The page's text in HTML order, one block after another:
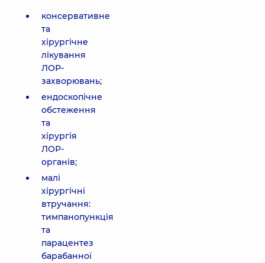
консервативне
та
хірургічне
лікування
ЛОР-
захворювань;
ендоскопічне
обстеження
та
хірургія
ЛОР-
органів;
малі
хірургічні
втручання:
тимпанопункція
та
парацентез
барабанної